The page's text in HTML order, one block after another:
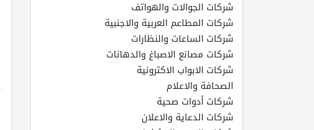
شركات الجوالات والهواتف
شركات المطاعم العربية والاجنبية
شركات الساعات والنظارات
شركات مصانع الاصباغ والدهانات
شركات الابواب الاكترونية
الصحافة والاعلام
شركات أدوات صحية
شركات الدعاية والاعلان